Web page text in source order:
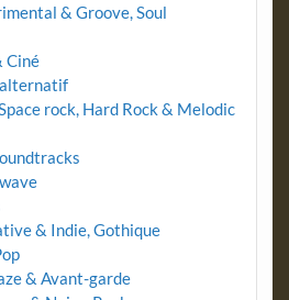
& Groove, Soul
Ciné
rock, Hard Rock & Melodic
& Indie, Gothique
& Avant-garde